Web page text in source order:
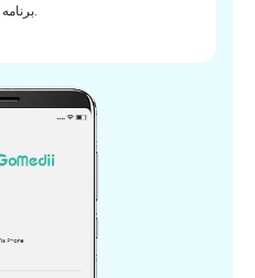
برنامه آپلود و پردازش می‌کنند.